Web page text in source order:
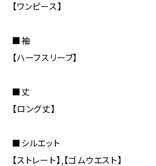
【ワンピース】
■袖
【ハーフスリーブ】
■丈
【ロング丈】
■シルエット
【ストレート】,【ゴムウエスト】